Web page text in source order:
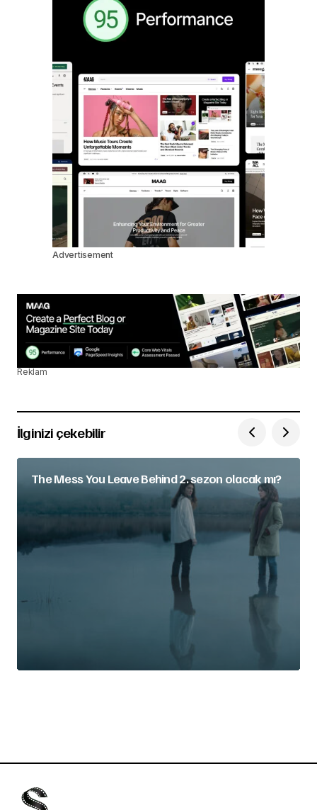
Advertisement
Reklam
İlginizi çekebilir
The Mess You Leave Behind 2. sezon olacak mı?